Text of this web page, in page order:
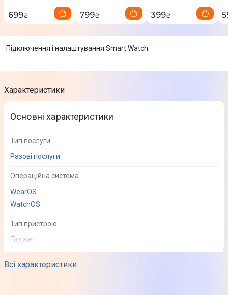
699₴ 799₴ 399₴
Підключення і налаштування Smart Watch.
Характеристики
Всі характеристики
Основні характеристики
Тип послуги
Разові послуги
Операційна система
WearOS
WatchOS
Тип пристрою
Ґаджет